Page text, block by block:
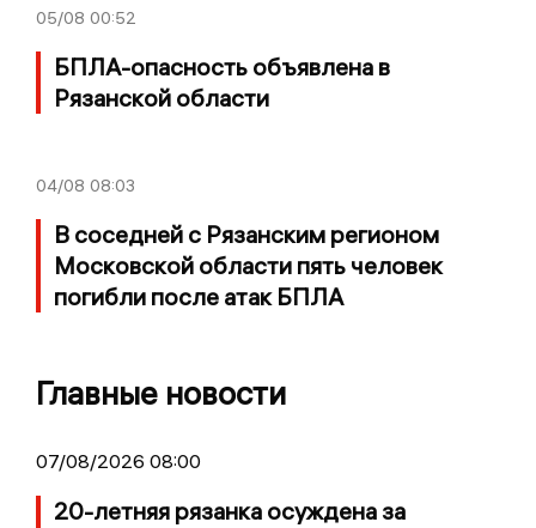
05/08 00:52
БПЛА-опасность объявлена в
Рязанской области
04/08 08:03
В соседней с Рязанским регионом
Московской области пять человек
погибли после атак БПЛА
Главные новости
07/08/2026 08:00
20-летняя рязанка осуждена за